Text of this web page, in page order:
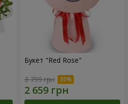
Букет "Red Rose"
3 799 грн